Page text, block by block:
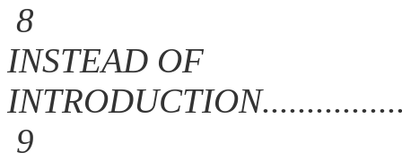
8
INSTEAD OF
9